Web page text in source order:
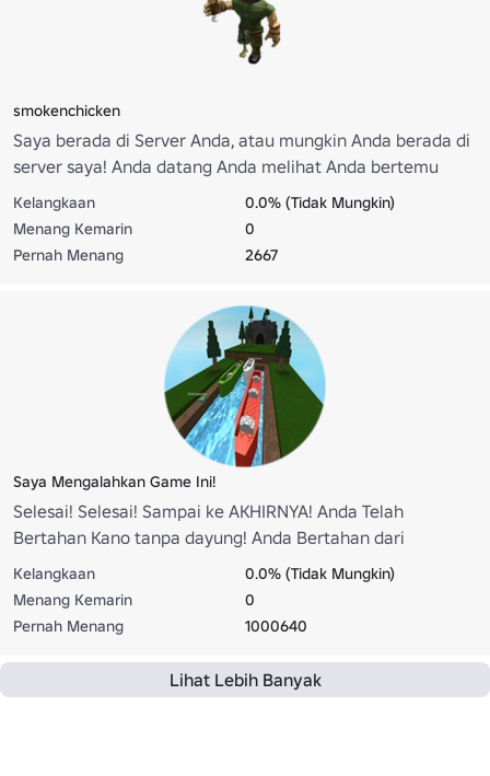
smokenchicken
Saya berada di Server Anda, atau mungkin Anda berada di
server saya! Anda datang Anda melihat Anda bertemu
dengan saya!
Kelangkaan
0.0% (Tidak Mungkin)
Menang Kemarin
0
Pernah Menang
2667
Saya Mengalahkan Game Ini!
Selesai! Selesai! Sampai ke AKHIRNYA! Anda Telah
Bertahan Kano tanpa dayung! Anda Bertahan dari
Pembunuh Spawn!
Kelangkaan
0.0% (Tidak Mungkin)
Menang Kemarin
0
Pernah Menang
1000640
Lihat Lebih Banyak